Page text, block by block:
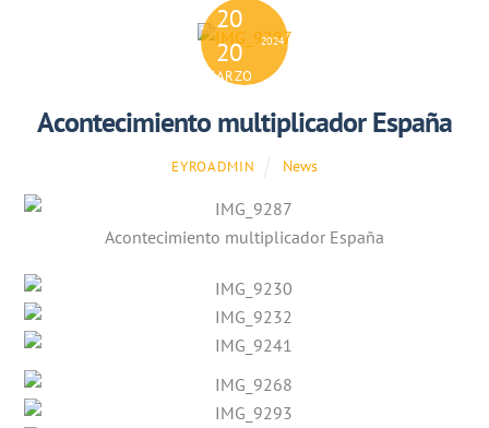
20
20
MARZO
2024
Acontecimiento multiplicador España
EYROADMIN News
Acontecimiento multiplicador España